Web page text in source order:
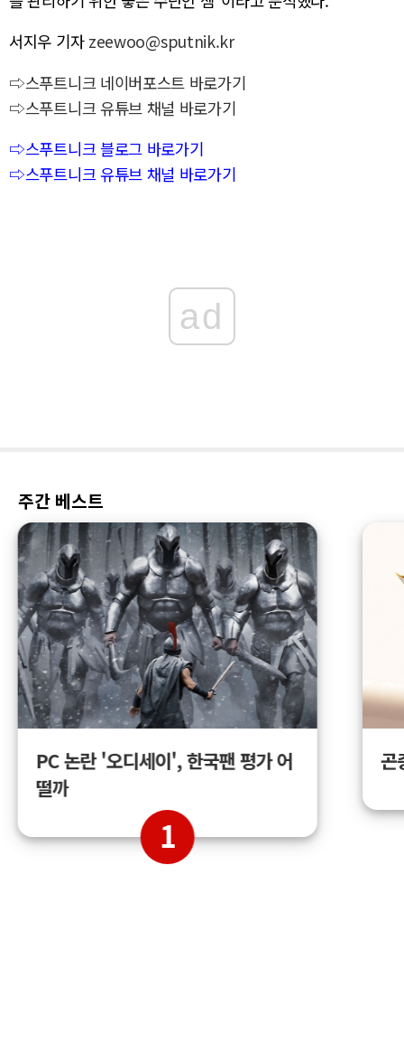
서지우 기자 zeewoo@sputnik.kr
⇨스푸트니크 네이버포스트 바로가기
⇨스푸트니크 유튜브 채널 바로가기
⇨스푸트니크 블로그 바로가기
⇨스푸트니크 유튜브 채널 바로가기
ad
주간 베스트
PC 논란 '오디세이', 한국팬 평가 어
떨까
1
곤